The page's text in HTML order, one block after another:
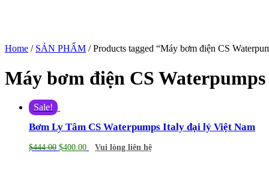
Home / SẢN PHẨM / Products tagged “Máy bơm điện CS
Máy bơm điện CS Waterpumps
Sale!
Bơm Ly Tâm CS Waterpumps Italy đại lý Việt Nam
$444.00 $400.00 Vui lòng liên hệ